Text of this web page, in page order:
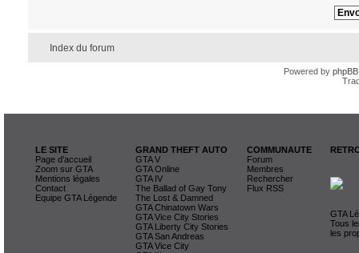
Index du forum
Powered by phpBB
LE SITE
Page d'accueil
Zoom sur GTA
Mentions légales
Contact
Equipe GTA Légende
GRAND THEFT AUTO
GTA V
GTA Online
GTA IV
The Ballad of Gay Tony
The Lost & Damned
GTA Chinatown Wars
GTA Vice City Stories
GTA Liberty City Stories
GTA San Andreas
GTA Vice City
COMMUNAUTE
Forum
Membres
Rechercher
Flux RSS
GTA
Tous
les